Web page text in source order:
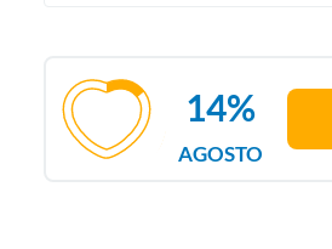
AGOSTO
14%